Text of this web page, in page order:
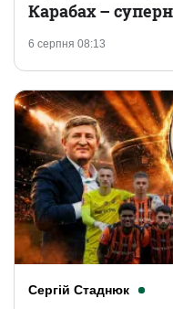
6 серпня 08:13
Карабах –
Сергій Стаднюк